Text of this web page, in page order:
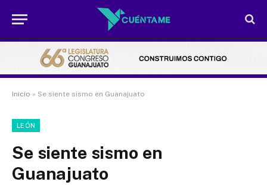
Inicio » Se siente sismo en Guanajuato
LEÓN
Se siente sismo en
Guanajuato